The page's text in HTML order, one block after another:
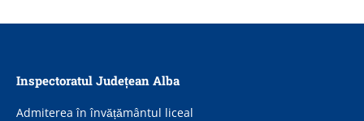
Inspectoratul Județean Alba
Admiterea în învățământul liceal